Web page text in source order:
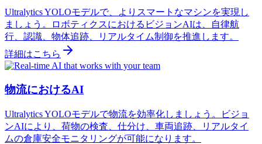
Ultralytics YOLOモデルで、よりスマートなマシンを実現し
ましょう。ロボティクスにおけるビジョンAIは、自律航
行、認識、物体追跡、リアルタイム制御を推進します。
詳細はこちら
物流におけるAI
Ultralytics YOLOモデルで物流を効率化しましょう。ビジョ
ンAIにより、荷物の検査、仕分け、車両追跡、リアルタイ
ムの倉庫安全モニタリングが可能になります。